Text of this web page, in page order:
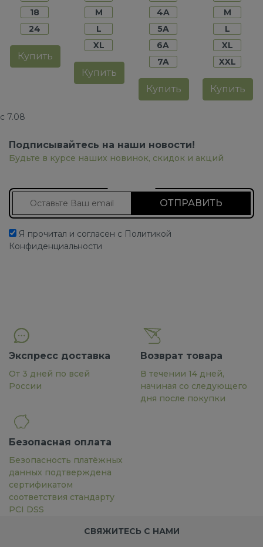
18
24
Купить
M
L
XL
Купить
4A
5A
6A
7A
Купить
M
L
XL
XXL
Купить
с 7.08
Подписывайтесь на наши новости!
Будьте в курсе наших новинок, скидок и акций
Я прочитал и согласен с Политикой
Конфиденциальности
Экспресс доставка
От 3 дней по всей
России
Возврат товара
В течении 14 дней,
начиная со следующего
дня после покупки
Безопасная оплата
Безопасность платёжных
данных подтверждена
сертификатом
соответствия стандарту
PCI DSS
СВЯЖИТЕСЬ С НАМИ